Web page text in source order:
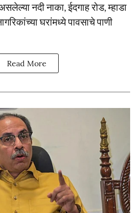
नदी नाका, ईदगाह रोड, म्हाडा
घरांमध्ये पावसाचे पाणी
Read More